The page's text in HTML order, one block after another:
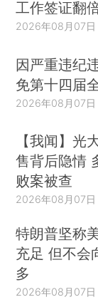
工作签证翻
2026年08月07日
因严重违纪
免第十四届
2026年08月07日
【我闻】光
售背后隐情
败案被查
2026年08月07日
特朗普坚称
充足 但不会
多
2026年08月07日